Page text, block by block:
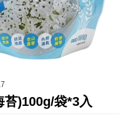
苔)100g/袋*3入